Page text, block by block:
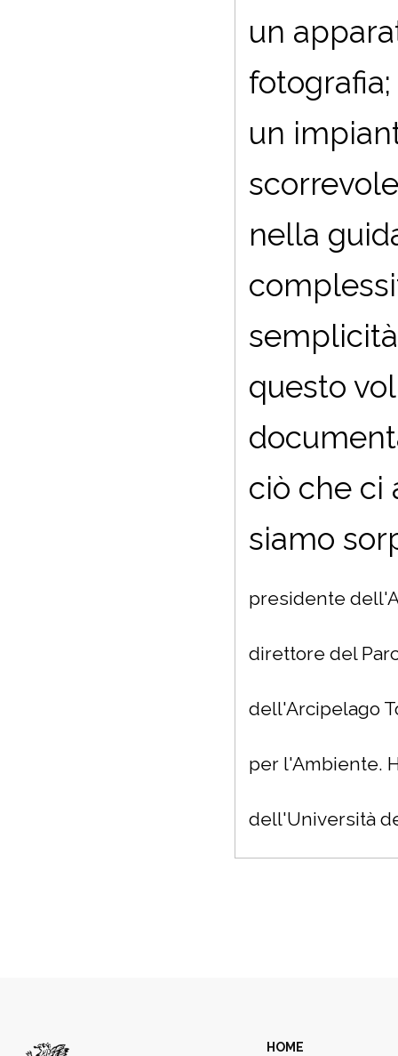
un
un
nella
questo
ciò che ci
siamo
presidente
direttore del
dell'Arcipelago
per l'Ambiente.
dell'Università
HOME